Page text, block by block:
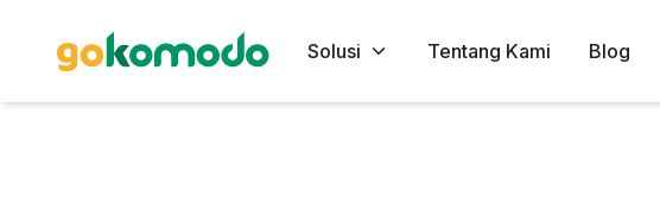
Solusi Tentang Kami Blog